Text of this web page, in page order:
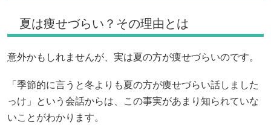
夏は痩せづらい？その理由とは
意外かもしれませんが、実は夏の方が痩せづらいのです。
「季節的に言うと冬よりも夏の方が痩せづらい話しました
っけ」という会話からは、この事実があまり知られていな
いことがわかります。